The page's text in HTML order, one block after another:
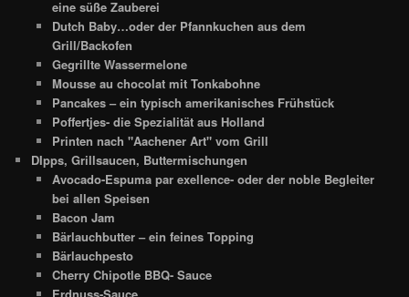
eine süße Zauberei
Dutch Baby…oder der Pfannkuchen aus dem
Grill/Backofen
Gegrillte Wassermelone
Mousse au chocolat mit Tonkabohne
Pancakes – ein typisch amerikanisches Frühstück
Poffertjes- die Spezialität aus Holland
Printen nach "Aachener Art" vom Grill
DIpps, Grillsaucen, Buttermischungen
Avocado-Espuma par exellence- oder der noble Begleiter
bei allen Speisen
Bacon Jam
Bärlauchbutter – ein feines Topping
Bärlauchpesto
Cherry Chipotle BBQ- Sauce
Erdnuss-Sauce